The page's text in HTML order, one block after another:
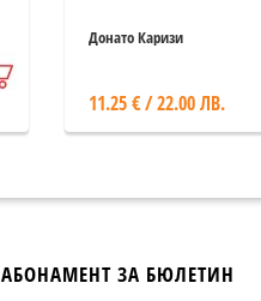
Донато Каризи
11.25 € / 22.00 ЛВ.
АБОНАМЕНТ ЗА БЮЛЕТИН